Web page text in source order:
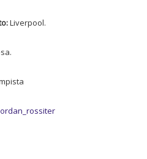
Liverpool.